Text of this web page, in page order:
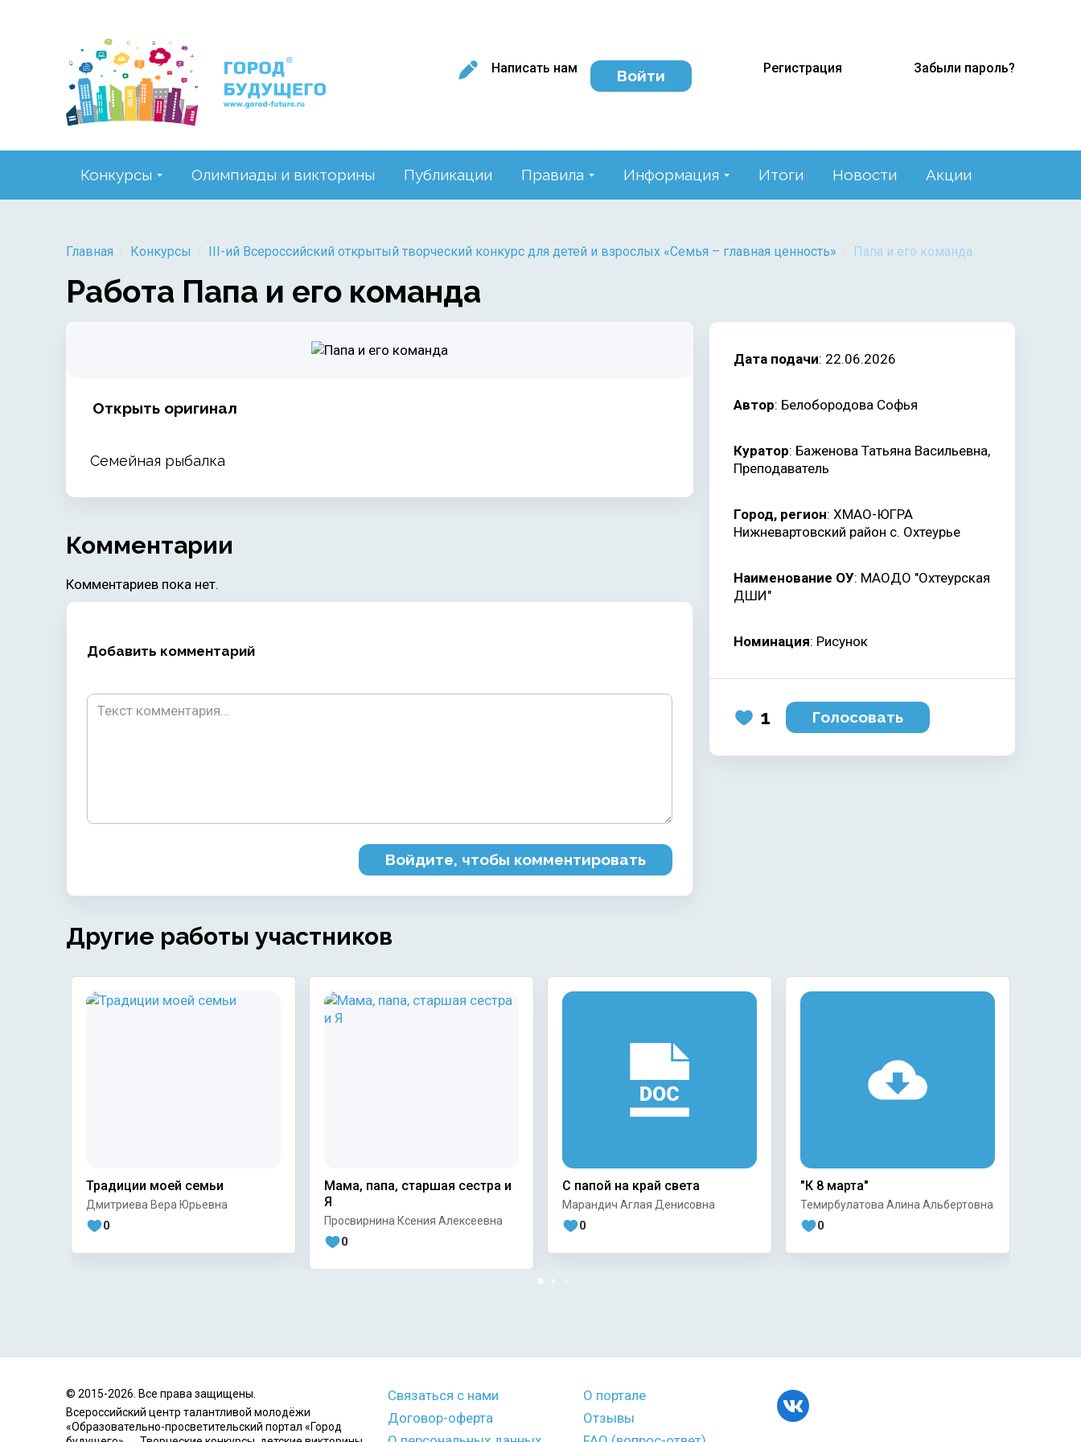
Написать нам Войти Регистрация Забыли пароль?
Конкурсы Олимпиады и викторины Публикации Правила Информация Итоги Новости Акции
Главная Конкурсы III-ий Всероссийский открытый творческий конкурс для детей и взрослых «Семья – главная ценность» Папа и его команда
Работа Папа и его команда
Открыть оригинал
Семейная рыбалка
Комментарии
Комментариев пока нет.
Добавить комментарий
Войдите, чтобы комментировать
Дата подачи: 22.06.2026
Автор: Белобородова Софья
Куратор: Баженова Татьяна Васильевна,
Преподаватель
Город, регион: ХМАО-ЮГРА
Нижневартовский район с. Охтеурье
Наименование ОУ: МАОДО "Охтеурская
ДШИ"
Номинация: Рисунок
1 Голосовать
Другие работы участников
Традиции моей семьи
Дмитриева Вера Юрьевна
0
Мама, папа, старшая сестра и
Я
Просвирнина Ксения Алексеевна
0
С папой на край света
Марандич Аглая Денисовна
0
"К 8 марта"
Темирбулатова Алина Альбертовна
0
© 2015-2026 . Все права защищены.
Всероссийский центр талантливой молодёжи
«Образовательно-просветительский портал «Город
Связаться с нами
О портале
Договор-оферта
Отзывы